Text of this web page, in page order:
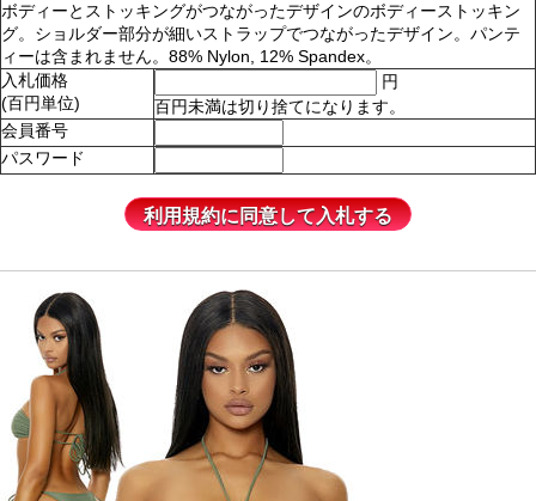
ボディーとストッキングがつながったデザインのボディーストッキン
グ。ショルダー部分が細いストラップでつながったデザイン。パンテ
ィーは含まれません。88% Nylon, 12% Spandex。
入札価格
(百円単位)
円
百円未満は切り捨てになります。
会員番号
パスワード